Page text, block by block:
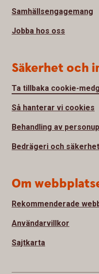
Samhällsengagemang
Jobba hos oss
Säkerhet och
Ta tillbaka cookie-
Så hanterar vi cookies
Behandling av
Bedrägeri och säkerhet
Om
Rekommenderade
Användarvillkor
Sajtkarta